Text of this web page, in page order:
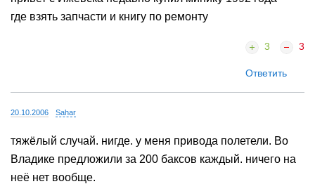
где взять запчасти и книгу по ремонту
3 3
Ответить
20.10.2006 Sahar
тяжёлый случай. нигде. у меня привода полетели. Во
Владике предложили за 200 баксов каждый. ничего на
неё нет вообще.